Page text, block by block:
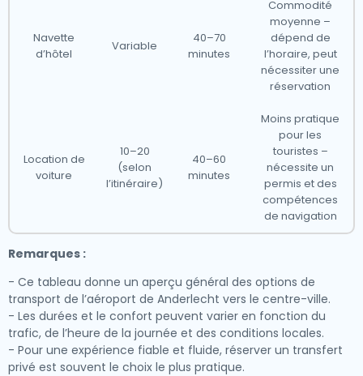
Navette
d’hôtel
Variable
40–70
minutes
Commodité
moyenne –
dépend de
l’horaire, peut
nécessiter une
réservation
Location de
voiture
10–20
(selon
l’itinéraire)
40–60
minutes
Moins pratique
pour les
touristes –
nécessite un
permis et des
compétences
de navigation
Remarques :
- Ce tableau donne un aperçu général des options de
transport de l’aéroport de Anderlecht vers le centre-ville.
- Les durées et le confort peuvent varier en fonction du
trafic, de l’heure de la journée et des conditions locales.
- Pour une expérience fiable et fluide, réserver un transfert
privé est souvent le choix le plus pratique.